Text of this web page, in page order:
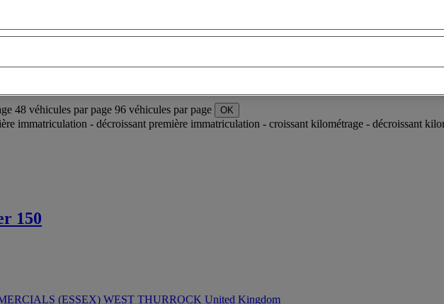
OK
48 véhicules par page 96 véhicules par page OK
immatriculation - décroissant première immatriculation - croissant kilométrage - décroissant
150
(ESSEX) WEST THURROCK United Kingdom